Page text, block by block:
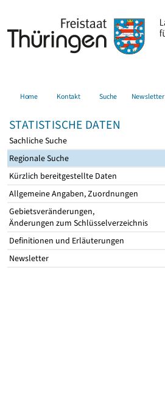
Home Kontakt Suche Newsletter
STATISTISCHE DATEN
Sachliche Suche
Regionale Suche
Kürzlich bereitgestellte Daten
Allgemeine Angaben, Zuordnungen
Gebietsveränderungen,
Änderungen zum Schlüsselverzeichnis
Definitionen und Erläuterungen
Newsletter